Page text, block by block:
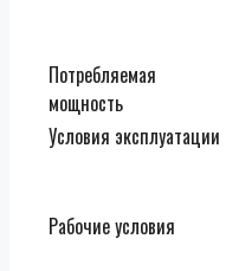
Потребляемая
мощность
Условия эксплуатации
Рабочие условия